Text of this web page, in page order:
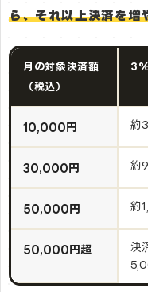
ら、それ以上決済を増
月の対象決済額
（税込）
10,000円 約
30,000円 約
50,000円 約
50,000円超
決